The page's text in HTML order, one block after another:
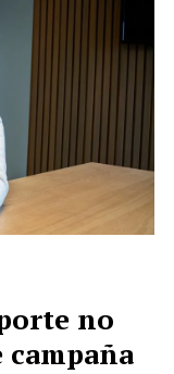
no
campaña